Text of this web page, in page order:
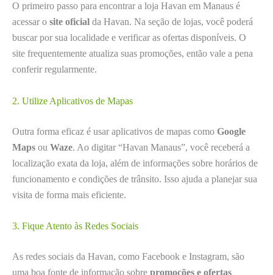
O primeiro passo para encontrar a loja Havan em Manaus é
acessar o site oficial da Havan. Na seção de lojas, você poderá
buscar por sua localidade e verificar as ofertas disponíveis. O
site frequentemente atualiza suas promoções, então vale a pena
conferir regularmente.
2. Utilize Aplicativos de Mapas
Outra forma eficaz é usar aplicativos de mapas como Google
Maps ou Waze. Ao digitar “Havan Manaus”, você receberá a
localização exata da loja, além de informações sobre horários de
funcionamento e condições de trânsito. Isso ajuda a planejar sua
visita de forma mais eficiente.
3. Fique Atento às Redes Sociais
As redes sociais da Havan, como Facebook e Instagram, são
uma boa fonte de informação sobre promoções e ofertas